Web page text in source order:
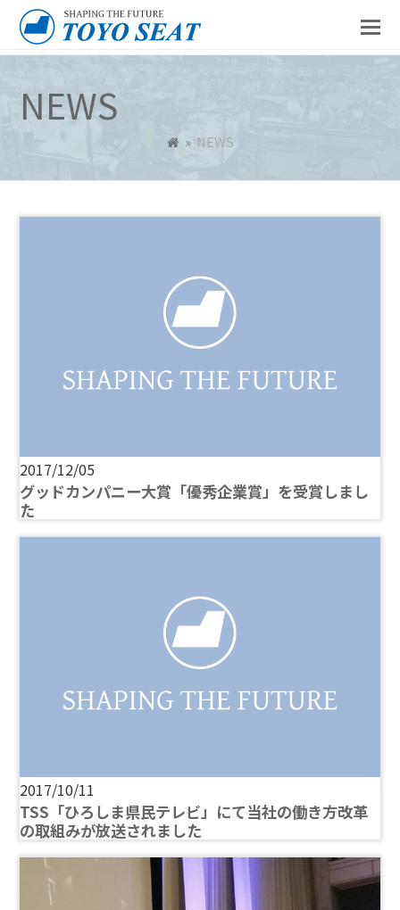
NEWS
» NEWS
2017/12/05
グッドカンパニー大賞「優秀企業賞」を受賞しまし
た
2017/10/11
TSS「ひろしま県民テレビ」にて当社の働き方改革
の取組みが放送されました